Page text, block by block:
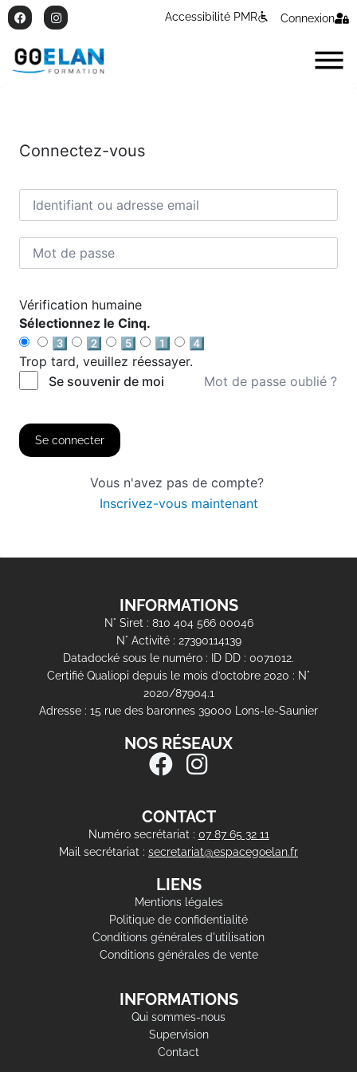
Accessibilité PMR Connexion
Connectez-vous
Vérification humaine
Sélectionnez le Cinq.
3️⃣
2️⃣ 5️⃣ 1️⃣
4️⃣
Trop tard, veuillez réessayer.
Se souvenir de moi
Mot de passe oublié ?
Se connecter
Vous n'avez pas de compte?
Inscrivez-vous maintenant
INFORMATIONS
N° Siret : 810 404 566 00046
N° Activité : 27390114139
Datadocké sous le numéro : ID DD : 0071012.
Certifié Qualiopi depuis le mois d’octobre 2020 : N°
2020/87904.1
Adresse : 15 rue des baronnes 39000 Lons-le-Saunier
NOS RÉSEAUX
CONTACT
Numéro secrétariat : 07 87 65 32 11
Mail secrétariat : secretariat@espacegoelan.fr
LIENS
Mentions légales
Politique de confidentialité
Conditions générales d'utilisation
Conditions générales de vente
INFORMATIONS
Qui sommes-nous
Supervision
Contact